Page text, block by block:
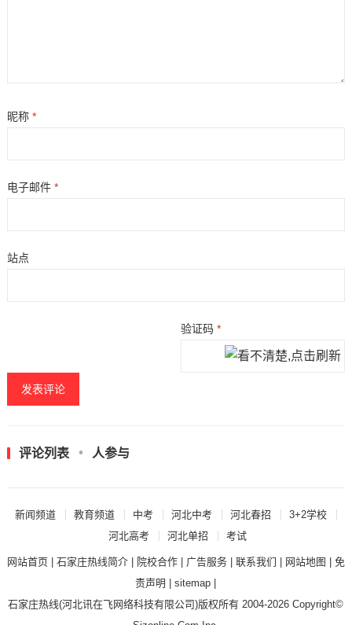
昵称 *
电子邮件 *
站点
验证码*
评论列表 人参与
新闻频道 教育频道 中考 河北中考 河北春招
3+2学校
河北高考
河北单招 考试
网站首页| 石家庄热线简介| 院校合作| 广告服务| 联系我们 网站地图
免
责声明
|sitemap
石家庄热线(河北讯在飞网络科技有限公司)版权所有 2004-2026 Copyright©